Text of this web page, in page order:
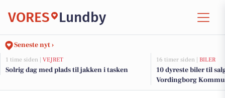
VORES Lundby
Seneste nyt ›
1 time siden | VEJRET
Solrig dag med plads til jakken i tasken
16 timer siden | BILER
10 dyreste biler til
Vordingborg